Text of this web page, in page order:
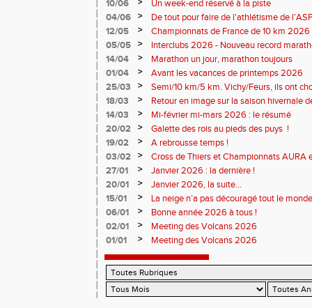
10/06
Un week-end réservé à la piste
04/06
>
De tout pour faire de l'athlétisme de
monde souriant
12/05 >
Championnats de France de 10 km
Soirées piste
05/05 >
Interclubs 2026 - Nouveau record
résultats
14/04 >
Marathon un jour, marathon toujours
01/04
>
Avant les vacances de printemps 2026
25/03
>
Semi/10 km/5 km. Vichy/Feurs, ils ont
18/03
>
Retour en image sur la saison hivernale
14/03
>
Mi-février mi-mars 2026 : le résumé
20/02
>
Galette des rois au pieds des puys !
19/02
>
A rebrousse temps !
03/02
>
Cross de Thiers et Championnats AURA
27/01
>
Janvier 2026 : la dernière !
20/01
>
Janvier 2026, la suite...
15/01
>
La neige n’a pas découragé tout le
06/01
>
Bonne année 2026 à tous !
02/01
>
Meeting des Volcans 2026
01/01
> Meeting des Volcans 2026